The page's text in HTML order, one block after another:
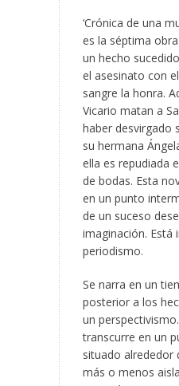
‘Crónica de una
es la séptima
un hecho
el asesinato con
sangre la honra.
Vicario matan a
haber desvirgado
su hermana
ella es repudiada
de bodas. Esta
en un punto
de un suceso
imaginación. Está
periodismo.
Se narra en un
posterior a los
un
transcurre en un
situado alrededor
más o menos